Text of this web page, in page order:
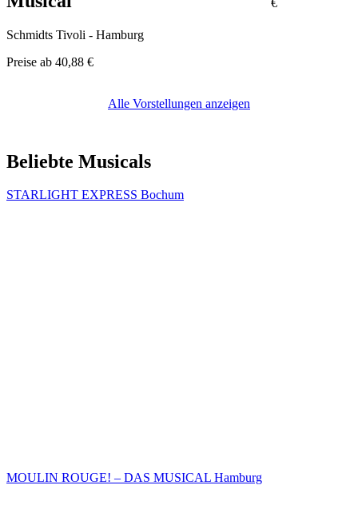
Schmidts Tivoli - Hamburg
Preise ab 40,88 €
Alle Vorstellungen anzeigen
Beliebte Musicals
STARLIGHT EXPRESS Bochum
MOULIN ROUGE! – DAS MUSICAL Hamburg